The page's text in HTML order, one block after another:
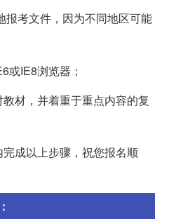
报考文件，因为不同地区可能
或IE8浏览器；
材，并着重于重点内容的复
成以上步骤，祝您报名顺